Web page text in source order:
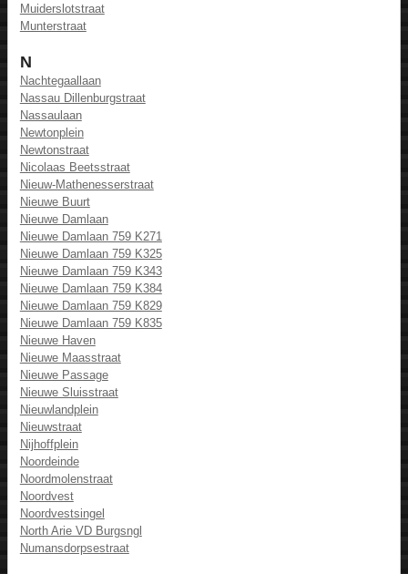
Muiderslotstraat
Munterstraat
N
Nachtegaallaan
Nassau Dillenburgstraat
Nassaulaan
Newtonplein
Newtonstraat
Nicolaas Beetsstraat
Nieuw-Mathenesserstraat
Nieuwe Buurt
Nieuwe Damlaan
Nieuwe Damlaan 759 K271
Nieuwe Damlaan 759 K325
Nieuwe Damlaan 759 K343
Nieuwe Damlaan 759 K384
Nieuwe Damlaan 759 K829
Nieuwe Damlaan 759 K835
Nieuwe Haven
Nieuwe Maasstraat
Nieuwe Passage
Nieuwe Sluisstraat
Nieuwlandplein
Nieuwstraat
Nijhoffplein
Noordeinde
Noordmolenstraat
Noordvest
Noordvestsingel
North Arie VD Burgsngl
Numansdorpsestraat